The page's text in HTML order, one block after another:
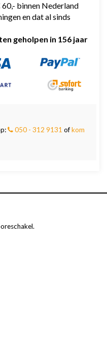
binnen Nederland
en dat al sinds
geholpen in 156 jaar
050 - 312 9131 ofkom